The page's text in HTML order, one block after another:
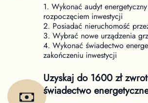
1. Wykonać audyt
rozpoczęciem inwestycji
2. Posiadać nieruchomość
3. Wybrać nowe urządzenia
4. Wykonać świadectwo
zakończeniu inwestycji
Uzyskaj do 1600 zł
świadectwo